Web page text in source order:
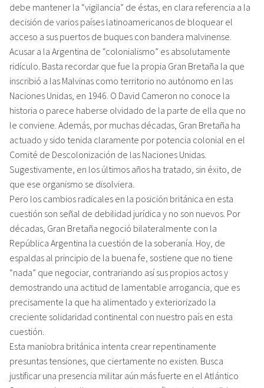
debe mantener la “vigilancia” de éstas, en clara referencia a la
decisión de varios países latinoamericanos de bloquear el
acceso a sus puertos de buques con bandera malvinense.
Acusar a la Argentina de “colonialismo” es absolutamente
ridículo. Basta recordar que fue la propia Gran Bretaña la que
inscribió a las Malvinas como territorio no autónomo en las
Naciones Unidas, en 1946. O David Cameron no conoce la
historia o parece haberse olvidado de la parte de ella que no
le conviene. Además, por muchas décadas, Gran Bretaña ha
actuado y sido tenida claramente por potencia colonial en el
Comité de Descolonización de las Naciones Unidas.
Sugestivamente, en los últimos años ha tratado, sin éxito, de
que ese organismo se disolviera.
Pero los cambios radicales en la posición británica en esta
cuestión son señal de debilidad jurídica y no son nuevos. Por
décadas, Gran Bretaña negoció bilateralmente con la
República Argentina la cuestión de la soberanía. Hoy, de
espaldas al principio de la buena fe, sostiene que no tiene
“nada” que negociar, contrariando así sus propios actos y
demostrando una actitud de lamentable arrogancia, que es
precisamente la que ha alimentado y exteriorizado la
creciente solidaridad continental con nuestro país en esta
cuestión.
Esta maniobra británica intenta crear repentinamente
presuntas tensiones, que ciertamente no existen. Busca
justificar una presencia militar aún más fuerte en el Atlántico